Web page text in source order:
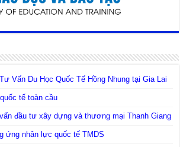
Vấn Du Học Quốc Tế Hồng Nhung tại Gia Lai
tế toàn cầu
đầu tư xây dựng và thương mại Thanh Giang
ứng nhân lực quốc tế TMDS